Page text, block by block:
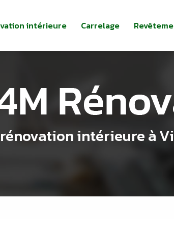
intérieure Carrelage
intérieure à